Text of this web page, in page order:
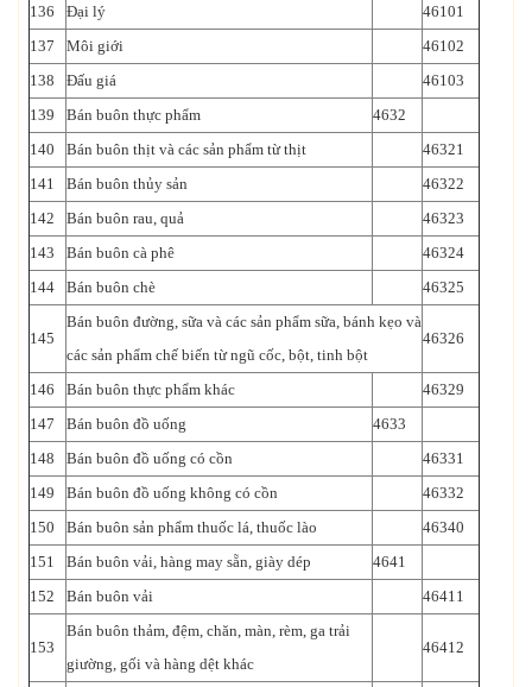
136
Đại lý
46101
137
Môi giới
46102
138
Đấu giá
46103
139
Bán buôn thực phẩm
4632
140
Bán buôn thịt và các sản phẩm từ thịt
46321
141
Bán buôn thủy sản
46322
142
Bán buôn rau, quả
46323
143
Bán buôn cà phê
46324
144
Bán buôn chè 46325
145
Bán buôn đường, sữa và các sản phẩm sữa, bánh kẹo và
các sản phẩm chế biến từ ngũ cốc, bột, tinh bột
46326
146 Bán buôn thực phẩm khác
46329
147
Bán buôn đồ uống
4633
148
Bán buôn đồ uống có cồn
46331
149
Bán buôn đồ uống không có cồn
46332
150
Bán buôn sản phẩm thuốc lá, thuốc lào
46340
151
Bán buôn vải, hàng may sẵn, giày dép
4641
152
Bán buôn vải 46411
153
Bán buôn thảm, đệm, chăn, màn, rèm, ga trải
giường, gối và hàng dệt khác
46412